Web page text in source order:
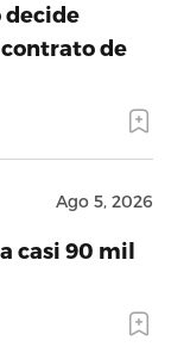
decide
de
Ago 5, 2026
casi 90 mil